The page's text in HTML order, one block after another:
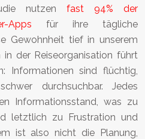
nutzen fast 94% der
Apps für ihre tägliche
Gewohnheit tief in unserem
in der Reiseorganisation führt
Informationen sind flüchtig,
durchsuchbar. Jedes
Informationsstand, was zu
letztlich zu Frustration und
ist also nicht die Planung,